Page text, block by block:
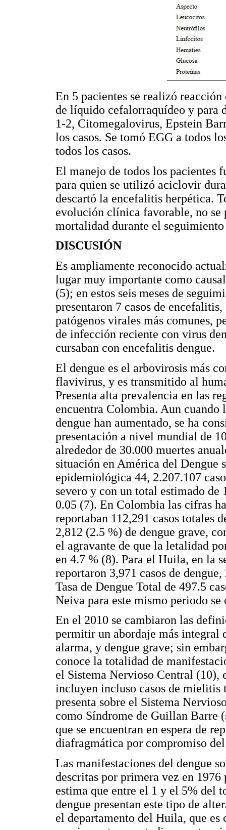
En 5 pacientes se realizó
de líquido cefalorraquídeo y para
1-2, Citomegalovirus, Epstein
los casos. Se tomó EGG a todos
todos los casos.
El manejo de todos los pacientes
para quien se utilizó aciclovir
descartó la encefalitis herpética.
evolución clínica favorable, no se
mortalidad durante el
DISCUSIÓN
Es ampliamente reconocido
lugar muy importante como
(5); en estos seis meses de
presentaron 7 casos de
patógenos virales más comunes,
de infección reciente con virus
cursaban con encefalitis dengue.
El dengue es el arbovirosis más
flavivirus, y es transmitido al
Presenta alta prevalencia en las
encuentra Colombia. Aun cuando
dengue han aumentado, se ha
presentación a nivel mundial de
alrededor de 30.000 muertes
situación en América del Dengue
epidemiológica 44, 2.207.107
severo y con un total estimado de
0.05 (7). En Colombia las cifras
reportaban 112,291 casos totales
2,812 (2.5 %) de dengue grave,
el agravante de que la letalidad
en 4.7 % (8). Para el Huila, en la
reportaron 3,971 casos de
Tasa de Dengue Total de 497.5
Neiva para este mismo periodo
En el 2010 se cambiaron las
permitir un abordaje más integral
alarma, y dengue grave; sin
conoce la totalidad de
el Sistema Nervioso Central (10),
incluyen incluso casos de mielitis
presenta sobre el Sistema
como Síndrome de Guillan Barre
que se encuentran en espera de
diafragmática por compromiso
Las manifestaciones del dengue
descritas por primera vez en
estima que entre el 1 y el 5% del
dengue presentan este tipo de
el departamento del Huila, que es